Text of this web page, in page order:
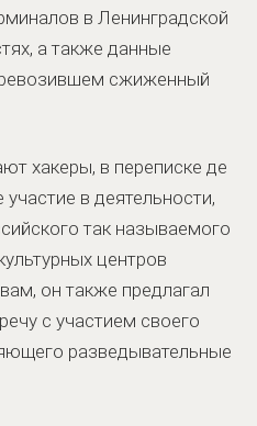
в Ленинградской
а также данные
сжиженный
хакеры, в переписке де
в деятельности,
так называемого
центров
он также предлагал
с участием своего
разведывательные